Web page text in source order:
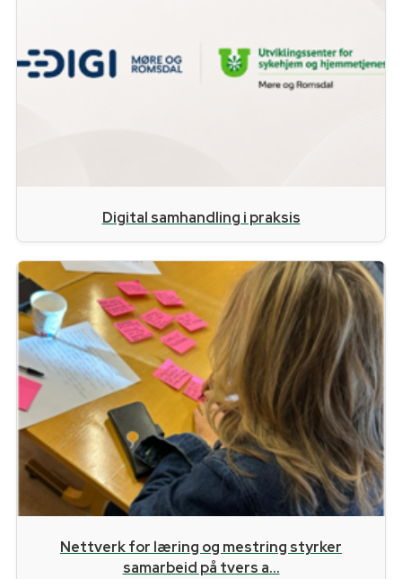
Digital samhandling i praksis
Nettverk for læring og mestring styrker
samarbeid på tvers a...